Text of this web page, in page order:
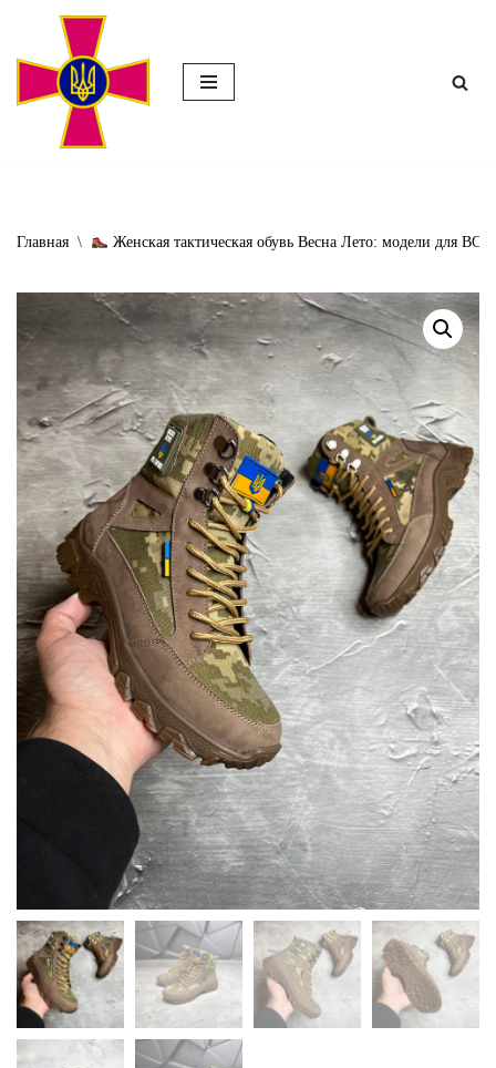
Перейти
содержимому
Главная \ Женская тактическая обувь Весна Лето: модели для ВСУ